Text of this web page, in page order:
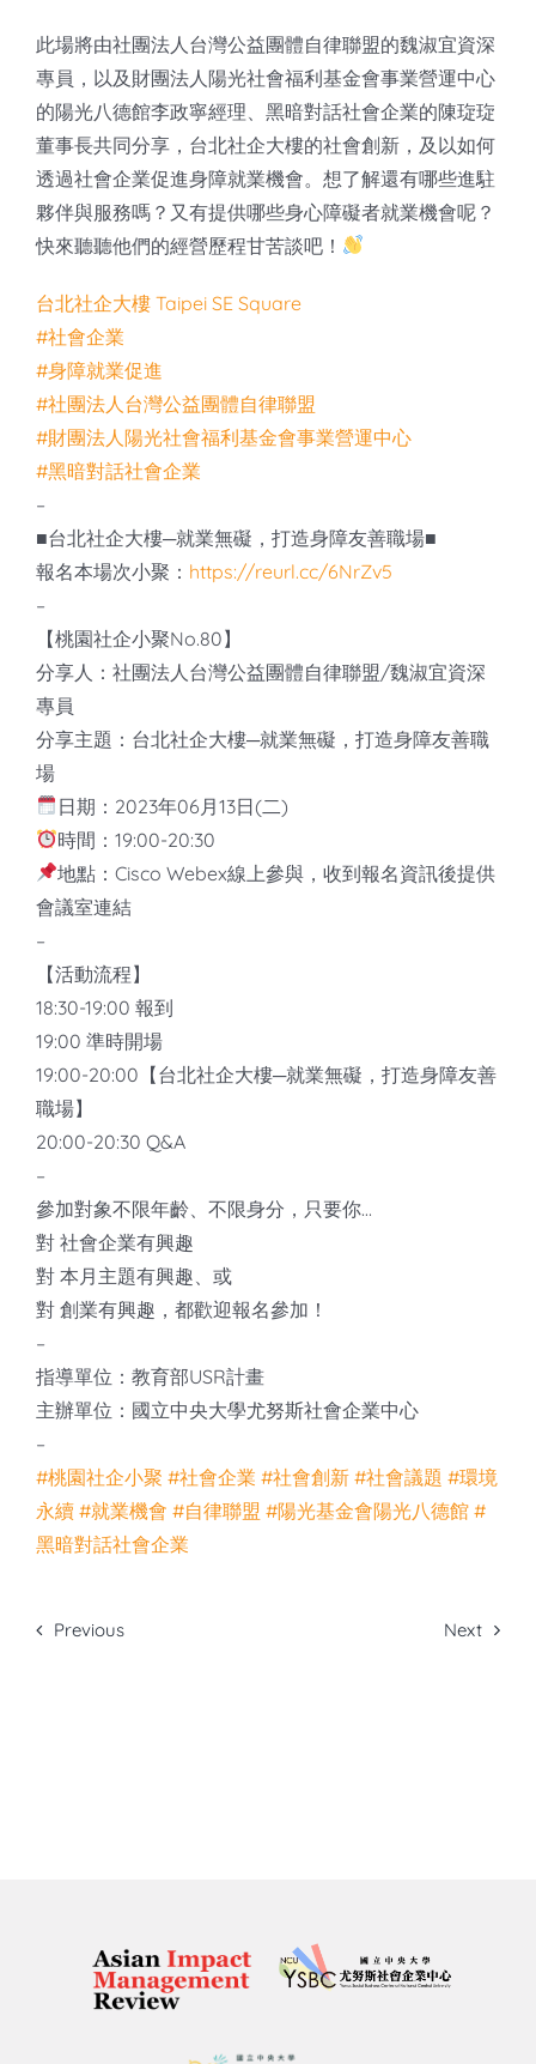
此場將由社團法人台灣公益團體自律聯盟的魏淑宜資深
專員，以及財團法人陽光社會福利基金會事業營運中心
的陽光八德館李政寧經理、黑暗對話社會企業的陳琁琁
董事長共同分享，台北社企大樓的社會創新，及以如何
透過社會企業促進身障就業機會。想了解還有哪些進駐
夥伴與服務嗎？又有提供哪些身心障礙者就業機會呢？
快來聽聽他們的經營歷程甘苦談吧！
台北社企大樓 Taipei SE Square
#社會企業
#身障就業促進
#社團法人台灣公益團體自律聯盟
#財團法人陽光社會福利基金會事業營運中心
#黑暗對話社會企業
–
■台北社企大樓─就業無礙，打造身障友善職場■
報名本場次小聚： https://reurl.cc/6NrZv5
–
【桃園社企小聚No.80】
分享人：社團法人台灣公益團體自律聯盟/魏淑宜資深
專員
分享主題：台北社企大樓─就業無礙，打造身障友善職
場
日期：2023年06月13日(二)
時間：19:00-20:30
地點：Cisco Webex線上參與，收到報名資訊後提供
會議室連結
–
【活動流程】
18:30-19:00 報到
19:00 準時開場
19:00-20:00【台北社企大樓─就業無礙，打造身障友善
職場】
20:00-20:30 Q&A
–
參加對象不限年齡、不限身分，只要你…
對 社會企業有興趣
對 本月主題有興趣、或
對 創業有興趣，都歡迎報名參加！
–
指導單位：教育部USR計畫
主辦單位：國立中央大學尤努斯社會企業中心
–
#桃園社企小聚 #社會企業 #社會創新 #社會議題 #環境
永續 #就業機會 #自律聯盟 #陽光基金會陽光八德館 #
黑暗對話社會企業
Previous Next